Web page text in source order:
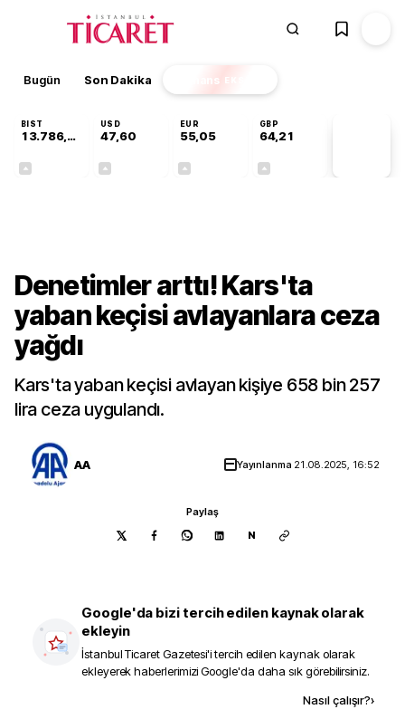
Bugün Son Dakika Finans EKSTRA
BIST
13.786,74
USD
47,60
EUR
55,05
GBP
64,21
Denetimler arttı! Kars'ta
yaban keçisi avlayanlara ceza
yağdı
Kars'ta yaban keçisi avlayan kişiye 658 bin 257
lira ceza uygulandı.
AA Yayınlanma 21.08.2025, 16:52
Paylaş
N
Google'da bizi tercih edilen kaynak olarak
ekleyin
İstanbul Ticaret Gazetesi'i tercih edilen kaynak olarak
ekleyerek haberlerimizi Google'da daha sık görebilirsiniz.
Nasıl çalışır?›